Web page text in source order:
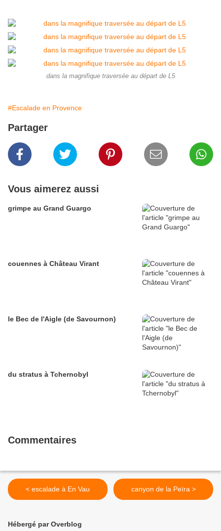
dans la magnifique traversée au départ de L5
#Escalade en Provence
Partager
Vous aimerez aussi
grimpe au Grand Guargo
couennes à Château Virant
le Bec de l'Aigle (de Savournon)
du stratus à Tchernobyl
Commentaires
< escalade à En Vau canyon de la Peïra >
Hébergé par Overblog